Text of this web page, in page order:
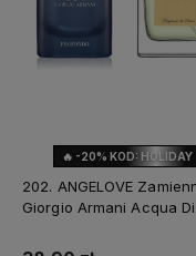
🔥 -20% KOD: HOLIDAY
202. ANGELOVE
Giorgio Armani Acqua